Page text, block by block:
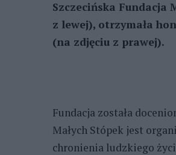
Szczecińska Fundacja
z lewej), otrzymała
(na zdjęciu z prawej).
Fundacja została
Małych Stópek jest
chronienia ludzkiego